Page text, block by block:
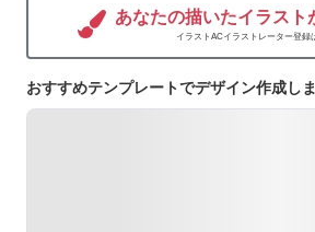
あなたの描いたイラスト
イラストACイラストレーター登録
おすすめテンプレートでデザイン作成し